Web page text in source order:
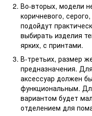
Во-вторых, модели
коричневого,
подойдут
выбирать изделия
ярких, с принтами.
В-третьих, размер
предназначения.
аксессуар должен
функциональным.
вариантом будет
отделением для